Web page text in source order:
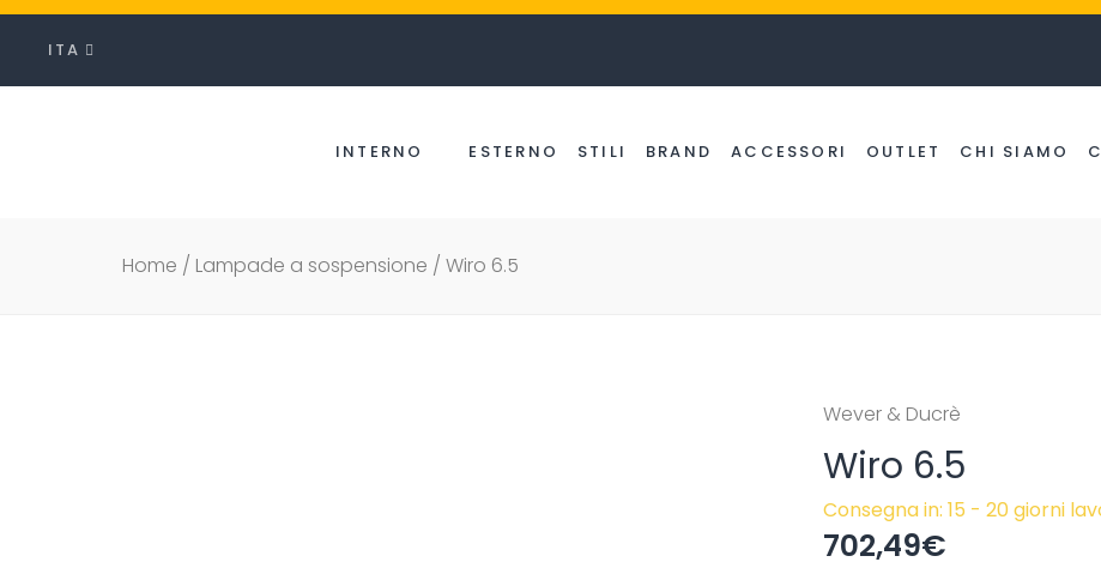
ITA
INTERNO ESTERNO STILI BRAND ACCESSORI OUTLET CHI SIAMO
Home / Lampade a sospensione / Wiro 6.5
Wever & Ducrè
Wiro 6.5
Consegna in: 15 - 20 giorni
702,49€